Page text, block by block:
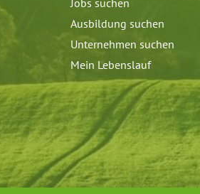
Jobs suchen
Ausbildung suchen
Unternehmen suchen
Mein Lebenslauf